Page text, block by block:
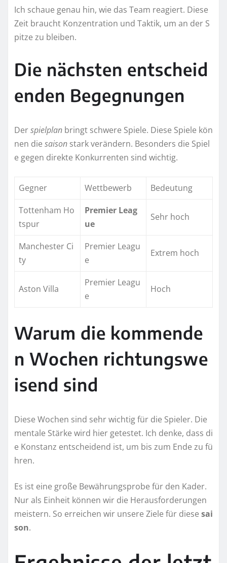
Ich schaue genau hin, wie das Team reagiert. Diese
Zeit braucht Konzentration und Taktik, um an der S
pitze zu bleiben.
Die nächsten entscheid
enden Begegnungen
Derspielplan bringt schwere Spiele. Diese Spiele kön
nen die saison stark verändern. Besonders die Spiel
e gegen direkte Konkurrenten sind wichtig.
Gegner Wettbewerb
Bedeutung
Tottenham Ho
tspur
Premier Leag
ue
Sehr hoch
Manchester Ci
ty
Premier Leagu
e
Extrem hoch
Aston Villa
Premier Leagu
e
Hoch
Warum die kommende
n Wochen richtungswe
isend sind
Diese Wochen sind sehr wichtig für die Spieler. Die
mentale Stärke wird hier getestet. Ich denke, dass di
e Konstanz entscheidend ist, um bis zum Ende zu fü
hren.
Es ist eine große Bewährungsprobe für den Kader.
Nur als Einheit können wir die Herausforderungen
meistern. So erreichen wir unsere Ziele für diese sai
son.